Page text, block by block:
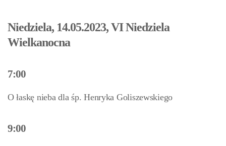
Niedziela, 14.05.2023, VI Niedziela
Wielkanocna
7:00
O łaskę nieba dla śp. Henryka Goliszewskiego
9:00